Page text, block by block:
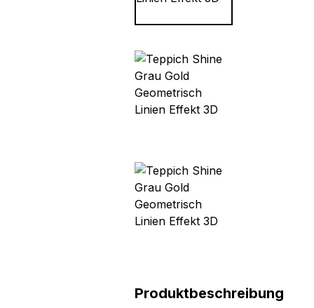
Produktbeschreibung